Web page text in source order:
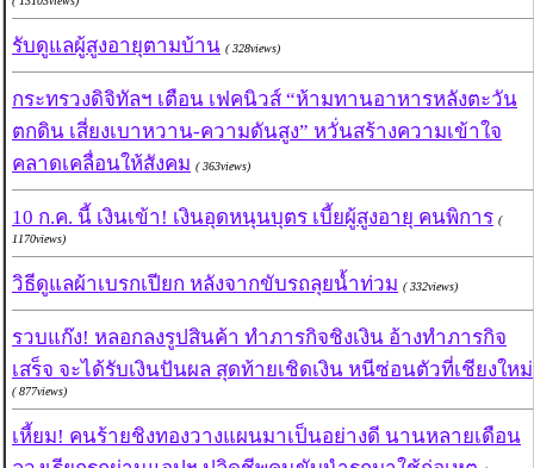
รับดูแลผู้สูงอายุตามบ้าน ( 328views)
กระทรวงดิจิทัลฯ เตือน เฟคนิวส์ “ห้ามทานอาหารหลังตะวัน
ตกดิน เสี่ยงเบาหวาน-ความดันสูง” หวั่นสร้างความเข้าใจ
คลาดเคลื่อนให้สังคม ( 363views)
10 ก.ค. นี้ เงินเข้า! เงินอุดหนุนบุตร เบี้ยผู้สูงอายุ คนพิการ (
1170views)
วิธีดูแลผ้าเบรกเปียก หลังจากขับรถลุยน้ำท่วม ( 332views)
รวบแก๊ง! หลอกลงรูปสินค้า ทำภารกิจชิงเงิน อ้างทำภารกิจ
เสร็จ จะได้รับเงินปันผล สุดท้ายเชิดเงิน หนีซ่อนตัวที่เชียงใหม่
( 877views)
เหี้ยม! คนร้ายชิงทองวางแผนมาเป็นอย่างดี นานหลายเดือน